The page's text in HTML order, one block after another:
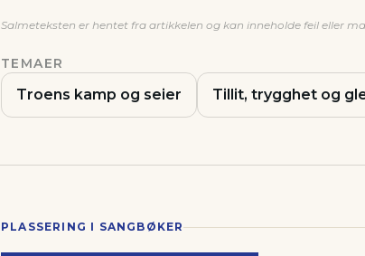
Salmeteksten er hentet fra artikkelen og kan inneholde feil eller
TEMAER
Troens kamp og seier Tillit, trygghet og
PLASSERING I SANGBØKER